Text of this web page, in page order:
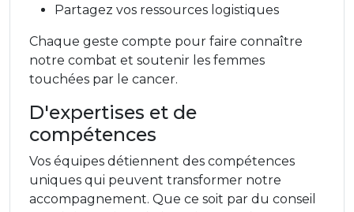
Partagez vos ressources logistiques
Chaque geste compte pour faire connaître
notre combat et soutenir les femmes
touchées par le cancer.
D'expertises et de
compétences
Vos équipes détiennent des compétences
uniques qui peuvent transformer notre
accompagnement. Que ce soit par du conseil